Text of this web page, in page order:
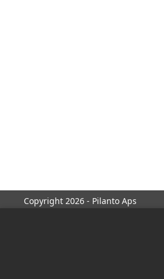
Copyright 2026 - Pilanto Aps